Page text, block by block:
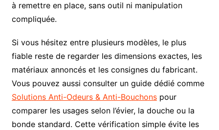
à remettre en place, sans outil ni manipulation
compliquée.
Si vous hésitez entre plusieurs modèles, le plus
fiable reste de regarder les dimensions exactes, les
matériaux annoncés et les consignes du fabricant.
Vous pouvez aussi consulter un guide dédié comme
Solutions Anti-Odeurs & Anti-Bouchonspour
comparer les usages selon l’évier, la douche ou la
bonde standard. Cette vérification simple évite les